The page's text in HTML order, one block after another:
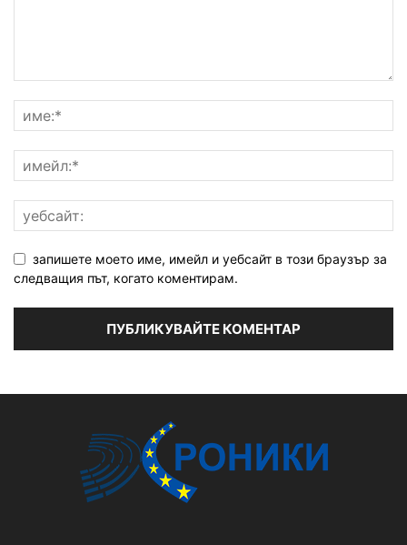
запишете моето име, имейл и уебсайт в този браузър за
следващия път, когато коментирам.